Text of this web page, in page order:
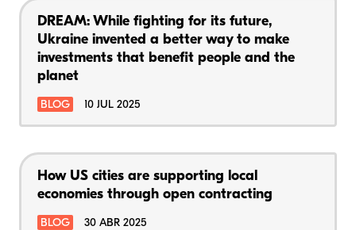
DREAM: While fighting for its future,
Ukraine invented a better way to make
investments that benefit people and the
planet
BLOG 10 JUL 2025
How US cities are supporting local
economies through open contracting
BLOG 30 ABR 2025